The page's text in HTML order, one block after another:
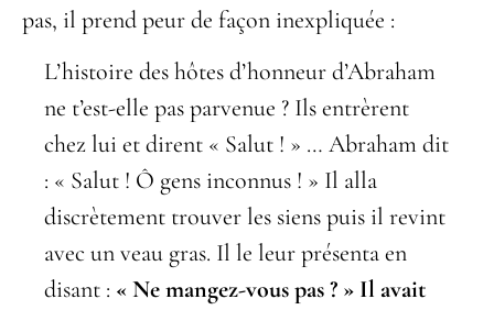
pas, il prend peur de façon inexpliquée :
L’histoire des hôtes d’honneur d’Abraham
ne t’est-elle pas parvenue ? Ils entrèrent
chez lui et dirent « Salut ! » … Abraham dit
: « Salut ! Ô gens inconnus ! » Il alla
discrètement trouver les siens puis il revint
avec un veau gras. Il le leur présenta en
disant : « Ne mangez-vous pas ? » Il avait